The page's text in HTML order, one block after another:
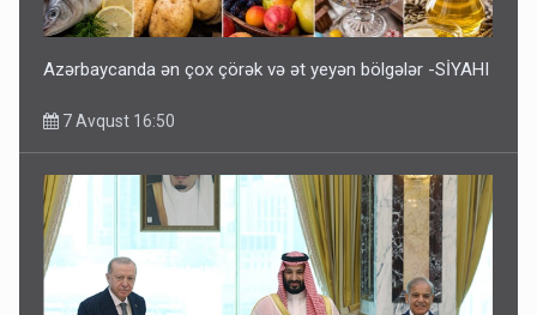
Azərbaycanda ən çox çörək və ət yeyən bölgələr -SİYAHI
7 Avqust 16:50